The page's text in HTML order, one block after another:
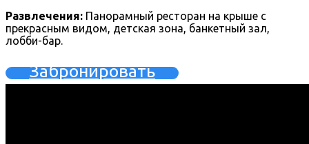
Развлечения: Панорамный ресторан на крыше с
прекрасным видом, детская зона, банкетный зал,
лобби-бар.
Забронировать